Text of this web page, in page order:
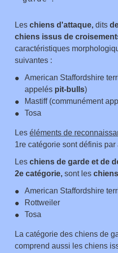
Les chiens d'attaque, dits
chiens issus de
caractéristiques
suivantes :
American Staffordshire
appelés pit-bulls)
Mastiff (communément
Tosa
Les éléments de
1re catégorie sont définis par
Les chiens de garde et de
2e catégorie, sont les
American Staffordshire
Rottweiler
Tosa
La catégorie des chiens de
comprend aussi les chiens